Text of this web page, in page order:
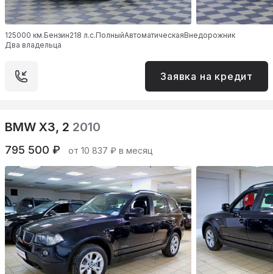
125000 км.Бензин218 л.с.ПолныйАвтоматическаяВнедорожник
Два владельца
Заявка на кредит
BMW X3, 2 2010
795 500 ₽ от 10 837 ₽ в месяц